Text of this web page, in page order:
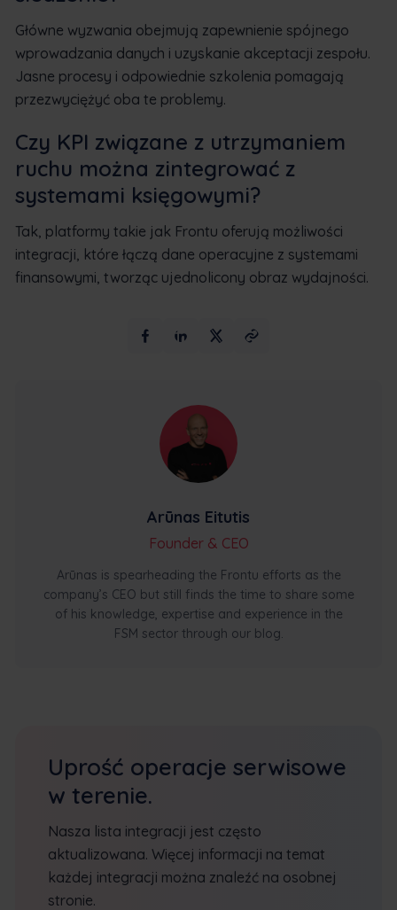
Główne wyzwania obejmują zapewnienie spójnego
wprowadzania danych i uzyskanie akceptacji zespołu.
Jasne procesy i odpowiednie szkolenia pomagają
przezwyciężyć oba te problemy.
Czy KPI związane z utrzymaniem
ruchu można zintegrować z
systemami księgowymi?
Tak, platformy takie jak Frontu oferują możliwości
integracji, które łączą dane operacyjne z systemami
finansowymi, tworząc ujednolicony obraz wydajności.
Arūnas Eitutis
Founder & CEO
Arūnas is spearheading the Frontu efforts as the
company’s CEO but still finds the time to share some
of his knowledge, expertise and experience in the
FSM sector through our blog.
Uprość operacje serwisowe
w terenie.
Nasza lista integracji jest często
aktualizowana. Więcej informacji na temat
każdej integracji można znaleźć na osobnej
stronie.